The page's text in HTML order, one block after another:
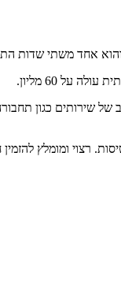
על 60 מליון.
שירותים כגון
כאשר הם מתחלקים לחברות תעופה